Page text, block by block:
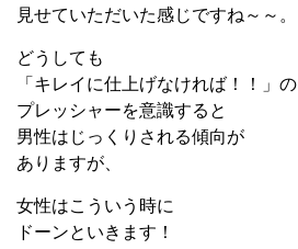
見せていただいた感じですね～～。
どうしても
「キレイに仕上げなければ！！」の
プレッシャーを意識すると
男性はじっくりされる傾向が
ありますが、
女性はこういう時に
ドーンといきます！